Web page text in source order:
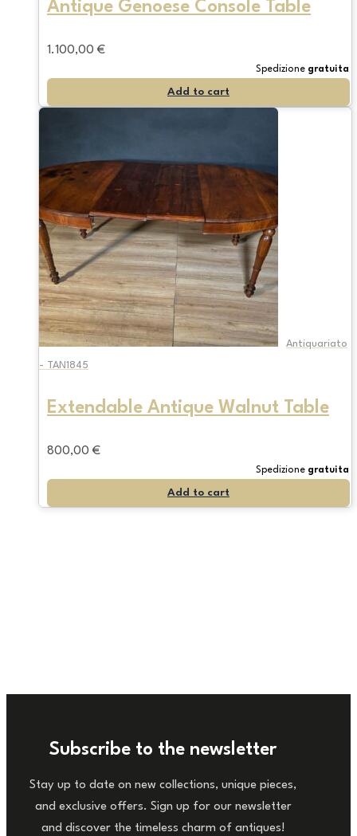
Antique Genoese Console Table
1.100,00 €
Spedizione gratuita
Add to cart
Antiquariato
- TAN1845
Extendable Antique Walnut Table
800,00 €
Spedizione gratuita
Add to cart
Subscribe to the newsletter
Stay up to date on new collections, unique pieces,
and exclusive offers. Sign up for our newsletter
and discover the timeless charm of antiques!